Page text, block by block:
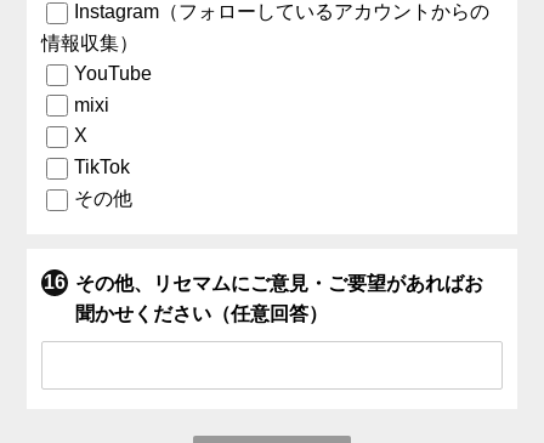
Instagram（フォローしているアカウントからの
情報収集）
YouTube
mixi
X
TikTok
その他
その他、リセマムにご意見・ご要望があればお
聞かせください（任意回答）